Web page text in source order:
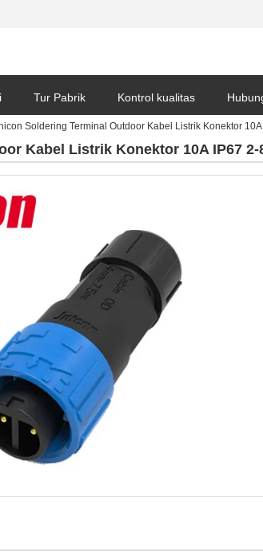
Tur Pabrik Kontrol kualitas
Soldering Terminal Outdoor Kabel Listrik Konektor
Kabel Listrik Konektor 10A IP67 2-